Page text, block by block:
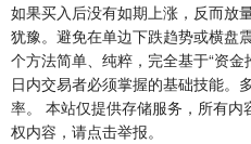
如果买入后没有如期上涨，反而放
犹豫。避免在单边下跌趋势或横盘
个方法简单、纯粹，完全基于“资
日内交易者必须掌握的基础技能。
率。 本站仅提供存储服务，所有
权内容，请点击举报。